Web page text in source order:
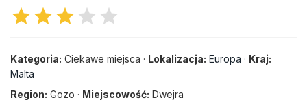
starstarstar star star
Kategoria: Ciekawe miejsca · Lokalizacja: Europa · Kraj:
Malta
Region: Gozo · Miejscowość: Dwejra